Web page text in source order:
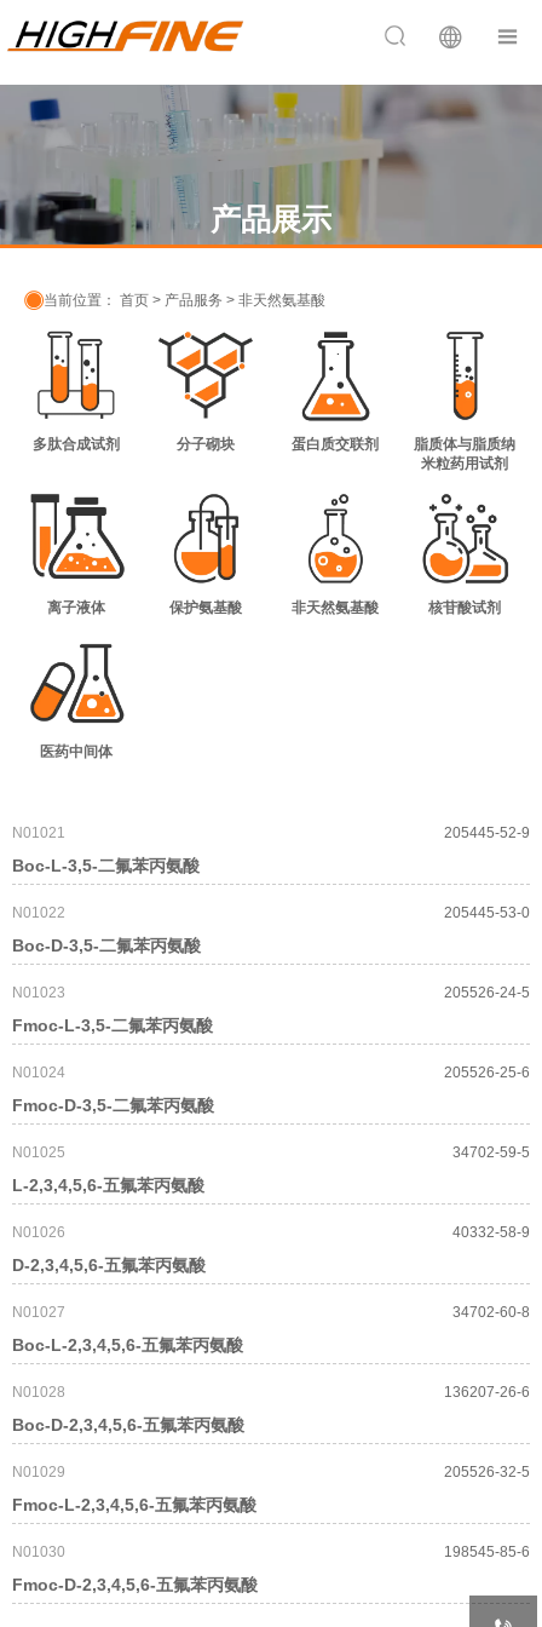
 
产品展示
当前位置： 首页 > 产品服务 > 非天然氨基酸
多肽合成试剂 分子砌块 蛋白质交联剂
脂质体与脂质纳
米粒药用试剂
离子液体 保护氨基酸 非天然氨基酸 核苷酸试剂
医药中间体
N01021
Boc-L-3,5-二氟苯丙氨酸
205445-52-9
N01022
Boc-D-3,5-二氟苯丙氨酸
205445-53-0
N01023
Fmoc-L-3,5-二氟苯丙氨酸
205526-24-5
N01024
Fmoc-D-3,5-二氟苯丙氨酸
205526-25-6
N01025
L-2,3,4,5,6-五氟苯丙氨酸
34702-59-5
N01026
D-2,3,4,5,6-五氟苯丙氨酸
40332-58-9
N01027
Boc-L-2,3,4,5,6-五氟苯丙氨酸
34702-60-8
N01028
Boc-D-2,3,4,5,6-五氟苯丙氨酸
136207-26-6
N01029
Fmoc-L-2,3,4,5,6-五氟苯丙氨酸
205526-32-5
N01030
Fmoc-D-2,3,4,5,6-五氟苯丙氨酸
198545-85-6